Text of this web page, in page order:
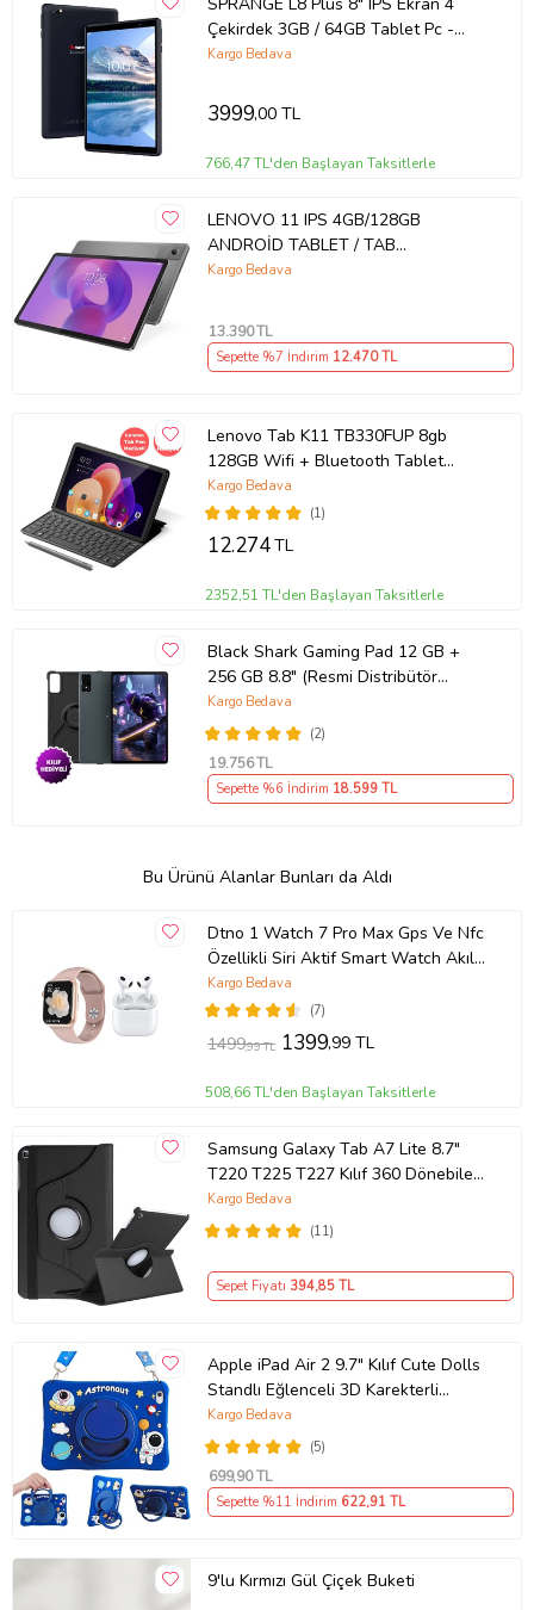
Çekirdek 3GB / 64GB Tablet Pc -
Siyah
Kargo Bedava
3999,00 TL
766,47 TL'den Başlayan Taksitlerle
LENOVO 11 IPS 4GB/128GB
ANDROİD TABLET / TAB
ZAFR0033TR
Kargo Bedava
13.390TL
Sepette %7 İndirim 12.470TL
Lenovo Tab K11 TB330FUP 8gb
128GB Wifi + Bluetooth Tablet
ZADL0072TR Folyo Klavye & Lenovo
Tab Pen Hediyeli
(1)
Kargo Bedava
12.274TL
2352,51 TL'den Başlayan Taksitlerle
Black Shark Gaming Pad 12 GB +
256 GB 8.8" (Resmi Distribütör
Garantili) (Siyah)
(2)
Kargo Bedava
19.756TL
Sepette %6 İndirim 18.599TL
Bu Ürünü Alanlar Bunları da Aldı
Dtno 1 Watch 7 Pro Max Gps Ve Nfc
Özellikli Siri Aktif Smart Watch Akıllı
Saat + Tws Airpods 3.nesil
Bluetooth Kulaklık (Rose)
(7)
Kargo Bedava
1499,99 TL 1399,99 TL
508,66 TL'den Başlayan Taksitlerle
Samsung Galaxy Tab A7 Lite 8.7"
T220 T225 T227 Kılıf 360 Dönebilen
Standlı Case (Siyah)
(11)
Kargo Bedava
Sepet Fiyatı 394,85 TL
Apple iPad Air 2 9.7" Kılıf Cute Dolls
Standlı Eğlenceli 3D Karekterli
Çocuk Kıl (Gök Mavisi)
(5)
Kargo Bedava
699,90 TL
Sepette %11 İndirim 622,91 TL
9'lu Kırmızı Gül Çiçek Buketi